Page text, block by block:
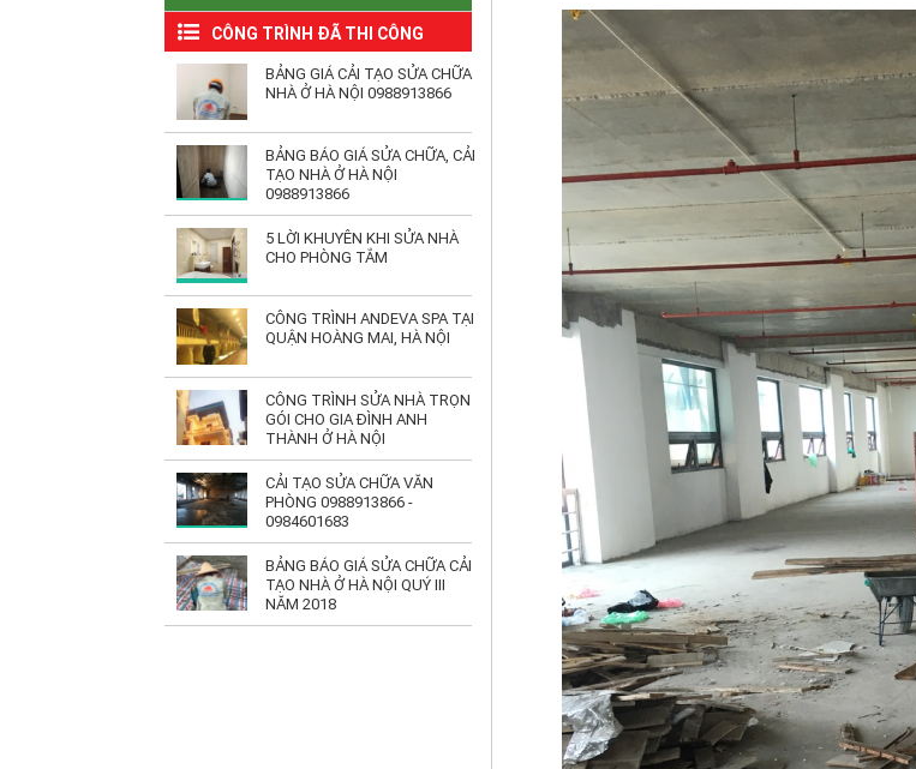
CÔNG TRÌNH ĐÃ THI CÔNG
BẢNG GIÁ CẢI TẠO SỬA CHỮA
NHÀ Ở HÀ NỘI 0988913866
BẢNG BÁO GIÁ SỬA CHỮA, CẢI
TẠO NHÀ Ở HÀ NỘI
0988913866
5 LỜI KHUYÊN KHI SỬA NHÀ
CHO PHÒNG TẮM
CÔNG TRÌNH ANDEVA SPA TẠI
QUẬN HOÀNG MAI, HÀ NỘI
CÔNG TRÌNH SỬA NHÀ TRỌN
GÓI CHO GIA ĐÌNH ANH
THÀNH Ở HÀ NỘI
CẢI TẠO SỬA CHỮA VĂN
PHÒNG 0988913866 -
0984601683
BẢNG BÁO GIÁ SỬA CHỮA CẢI
TẠO NHÀ Ở HÀ NỘI QUÝ III
NĂM 2018